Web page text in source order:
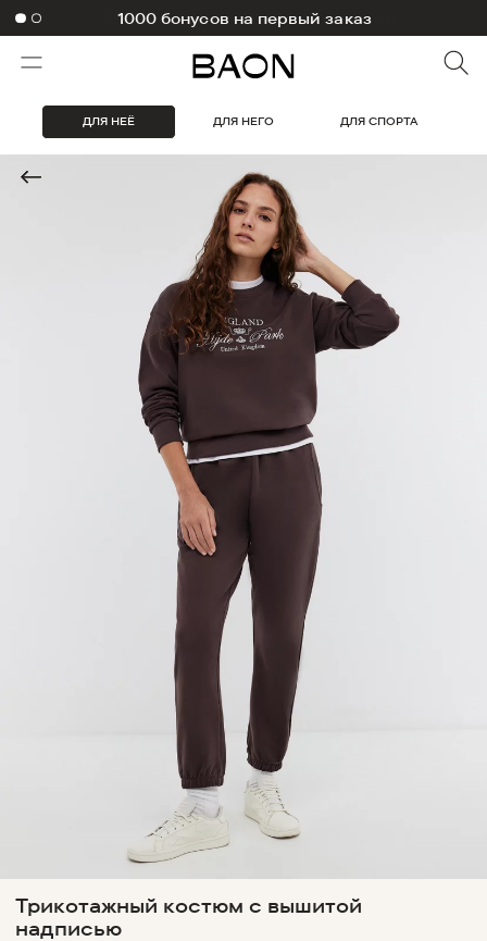
1000 бонусов на первый заказ
ДЛЯ НЕЁ ДЛЯ НЕГО ДЛЯ СПОРТА
Трикотажный костюм с вышитой
надписью